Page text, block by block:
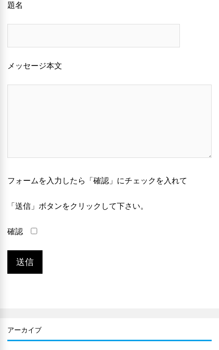
題名
メッセージ本文
フォームを入力したら「確認」にチェックを入れて
「送信」ボタンをクリックして下さい。
確認
アーカイブ